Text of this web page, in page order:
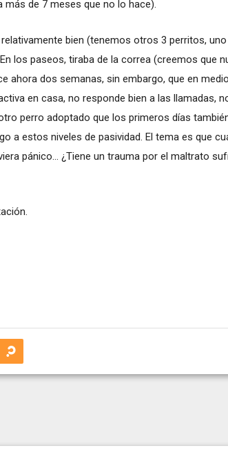
más de 7 meses que no lo hace).
bien (tenemos otros 3 perritos,
los paseos, tiraba de la correa (creemos que
ahora dos semanas, sin embargo, que en
en casa, no responde bien a las llamadas,
perro adoptado que los primeros días
a estos niveles de pasividad. El tema es que
pánico... ¿Tiene un trauma por el maltrato